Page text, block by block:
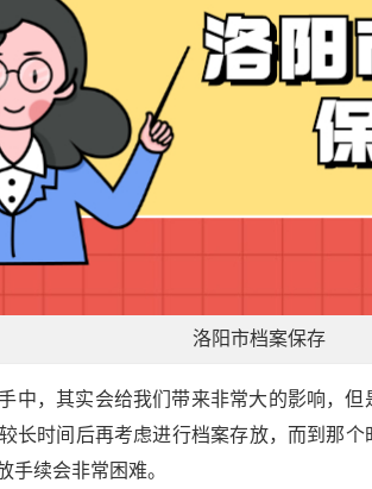
洛阳市档案保存
中，其实会给我们带来非常大的影响，
长时间后再考虑进行档案存放，而到那
手续会非常困难。